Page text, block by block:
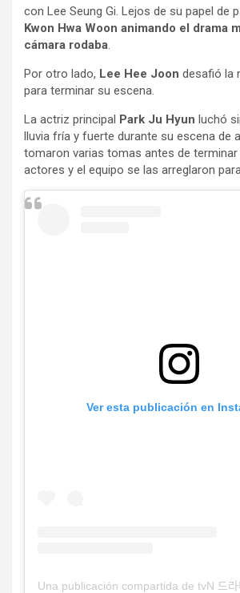
con Lee Seung Gi. Lejos de su papel de
Kwon Hwa Woon animando el drama
cámara rodaba.
Por otro lado, Lee Hee Joon desafió la
para terminar su escena.
La actriz principal Park Ju Hyun luchó
lluvia fría y fuerte durante su escena de
tomaron varias tomas antes de terminar
actores y el equipo se las arreglaron
Ver esta publicación en